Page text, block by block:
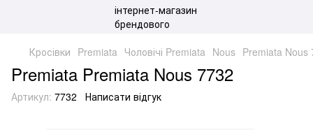
Кросівки Premiata Чоловічі Premiata Nous Premiata Nous
Premiata Premiata Nous 7732
Артикул: 7732 Написати відгук